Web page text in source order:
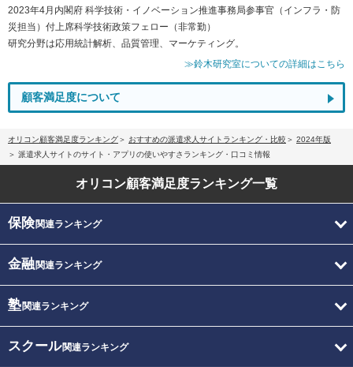
2023年4月内閣府 科学技術・イノベーション推進事務局参事官（インフラ・防
災担当）付上席科学技術政策フェロー（非常勤）
研究分野は応用統計解析、品質管理、マーケティング。
≫鈴木研究室についての詳細はこちら
顧客満足度について
オリコン顧客満足度ランキング おすすめの派遣求人サイトランキング・比較
2024年版
派遣求人サイトのサイト・アプリの使いやすさランキング・口コミ情報
オリコン顧客満足度ランキング一覧
保険関連ランキング
金融関連ランキング
塾関連ランキング
スクール関連ランキング